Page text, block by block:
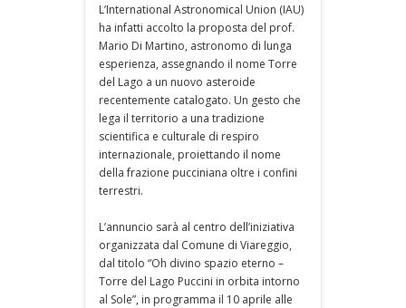
L’International Astronomical Union (IAU)
ha infatti accolto la proposta del prof.
Mario Di Martino, astronomo di lunga
esperienza, assegnando il nome Torre
del Lago a un nuovo asteroide
recentemente catalogato. Un gesto che
lega il territorio a una tradizione
scientifica e culturale di respiro
internazionale, proiettando il nome
della frazione pucciniana oltre i confini
terrestri.
L’annuncio sarà al centro dell’iniziativa
organizzata dal Comune di Viareggio,
dal titolo “Oh divino spazio eterno –
Torre del Lago Puccini in orbita intorno
al Sole”, in programma il 10 aprile alle